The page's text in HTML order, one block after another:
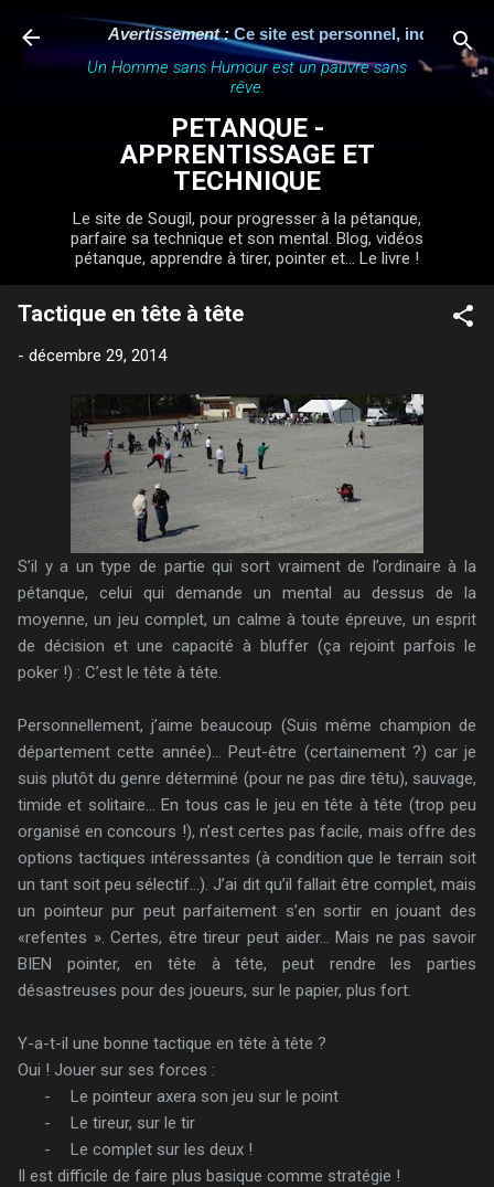
Accéder au contenu principal
Avertissement : Ce site est personnel, indépendant et
Un Homme sans Humour est un pauvre sans
rêve.
PETANQUE -
APPRENTISSAGE ET
TECHNIQUE
Le site de Sougil, pour progresser à la pétanque,
parfaire sa technique et son mental. Blog, vidéos
pétanque, apprendre à tirer, pointer et... Le livre !
Tactique en tête à tête
- décembre 29, 2014
S’il y a un type de partie qui sort vraiment de l’ordinaire à la
pétanque, celui qui demande un mental au dessus de la
moyenne, un jeu complet, un calme à toute épreuve, un esprit
de décision et une capacité à bluffer (ça rejoint parfois le
poker !) : C’est le tête à tête.
Personnellement, j’aime beaucoup (Suis même champion de
département cette année)… Peut-être (certainement ?) car je
suis plutôt du genre déterminé (pour ne pas dire têtu), sauvage,
timide et solitaire... En tous cas le jeu en tête à tête (trop peu
organisé en concours !), n’est certes pas facile, mais offre des
options tactiques intéressantes (à condition que le terrain soit
un tant soit peu sélectif…). J’ai dit qu’il fallait être complet, mais
un pointeur pur peut parfaitement s’en sortir en jouant des
«refentes ». Certes, être tireur peut aider… Mais ne pas savoir
BIEN pointer, en tête à tête, peut rendre les parties
désastreuses pour des joueurs, sur le papier, plus fort.
Y-a-t-il une bonne tactique en tête à tête ?
Oui ! Jouer sur ses forces :
-
Le pointeur axera son jeu sur le point
-
Le tireur, sur le tir
-
Le complet sur les deux !
Il est difficile de faire plus basique comme stratégie !